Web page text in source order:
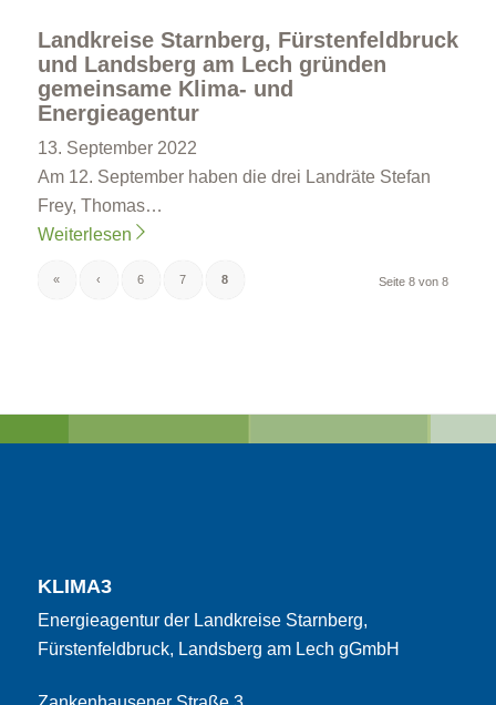
Landkreise Starnberg, Fürstenfeldbruck
und Landsberg am Lech gründen
gemeinsame Klima- und
Energieagentur
13. September 2022
Am 12. September haben die drei Landräte Stefan
Frey, Thomas…
Weiterlesen
Seite 8 von 8
« ‹ 6 7 8
KLIMA3
Energieagentur der Landkreise Starnberg,
Fürstenfeldbruck, Landsberg am Lech gGmbH